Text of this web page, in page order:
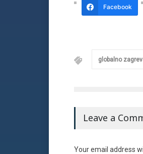
Facebook
globalno
Leave a
Your email address